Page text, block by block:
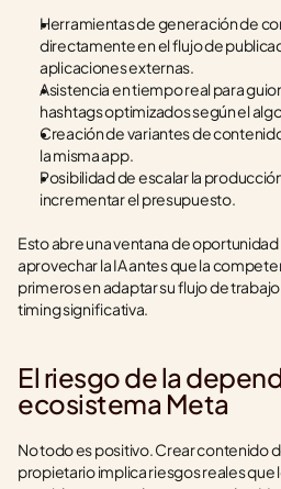
Herramientas de generación de
directamente en el flujo de
aplicaciones externas.
Asistencia en tiempo real para
hashtags optimizados según el
Creación de variantes de
la misma app.
Posibilidad de escalar la
incrementar el presupuesto.
Esto abre una ventana de
aprovechar la IA antes que la
primeros en adaptar su flujo de
timing significativa.
El riesgo de la
ecosistema Meta
No todo es positivo. Crear contenido
propietario implica riesgos reales